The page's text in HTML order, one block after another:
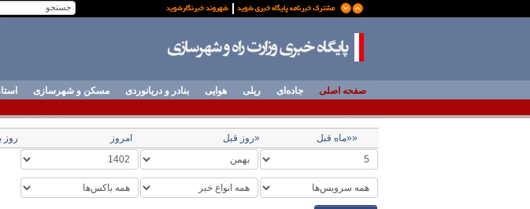
صفحه اصلی جاده‌ای ریلی هوایی بنادر و دریانوردی مسکن و شهرسازی
««ماه قبل «روز قبل امروز روز